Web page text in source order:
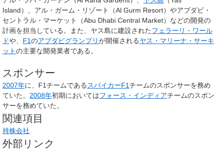
Island）、アル・ガーム・リゾート（Al Gurm Resort）やアブダビ・
セントラル・マーケット（Abu Dhabi Central Market）などの開発の
計画を担当している。また、ヤス島に建設されたフェラーリ・ワール
ドや、 F1のアブダビグランプリが開催されるヤス・マリーナ・サーキ
ットの主要な開発業者である。
スポンサー
2007年に、F1チームである スパイカーF1チームのスポンサーを務め
ていた。 2008年初期においてはフォース・インディアチームのスポン
サーを務めていた。
関連項目
持株会社
外部リンク